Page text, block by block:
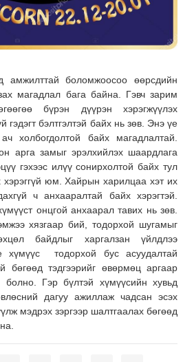
амжилттай боломжоосоо өөрсдийн
магадлал бага байна. Гэвч зарим
бүрэн дүүрэн хэрэгжүүлэх
гэдэгт бэлтгэлтэй байх нь зөв. Энэ үе
холбогдолтой байх магадлалтай.
арга замыг эрэлхийлэх шаардлага
гэхээс илүү сонирхолтой байх тул
хэрэггүй юм. Хайрын харилцаа хэт их
ч анхааралтай байх хэрэгтэй.
онцгой анхаарал тавих нь зөв.
хязгаар бий, тодорхой шугамыг
байдлыг харгалзан үйлдлээ
хүмүүс тодорхой бус асуудалтай
бөгөөд тэдгээрийг өвөрмөц аргаар
болно. Гэр бүлтэй хүмүүсийн хувьд
дагуу ажиллаж чадсан эсэх
мэдрэх зэргээр шалтгаалах бөгөөд